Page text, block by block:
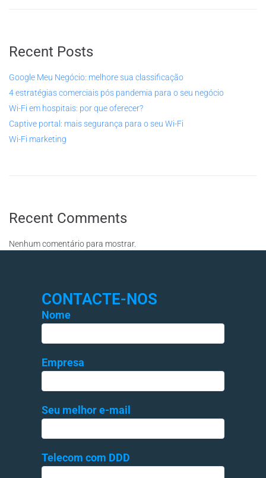
Recent Posts
Google Meu Negócio: melhore sua classificação
4 estratégias comerciais pós pandemia para o seu negócio
Wi-Fi em hospitais: por que oferecer?
Captive portal: mais segurança para o seu Wi-Fi
Wi-Fi marketing
Recent Comments
Nenhum comentário para mostrar.
CONTACTE-NOS
Nome
Empresa
Seu melhor e-mail
Telecom com DDD